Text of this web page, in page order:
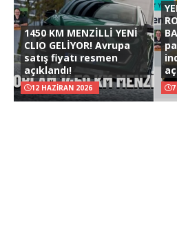
1450 KM MENZİLLİ YENİ
CLIO GELİYOR! Avrupa
satış fiyatı resmen
açıklandı!
12 HAZIRAN 2026 7